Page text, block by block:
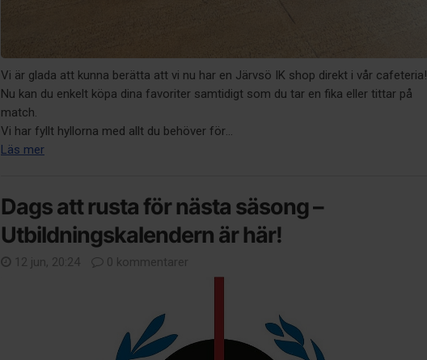
Vi är glada att kunna berätta att vi nu har en Järvsö IK shop direkt i vår cafeteria!
Nu kan du enkelt köpa dina favoriter samtidigt som du tar en fika eller tittar på
match.
Vi har fyllt hyllorna med allt du behöver för...
Läs mer
Dags att rusta för nästa säsong –
Utbildningskalendern är här!
12 jun, 20:24 0 kommentarer